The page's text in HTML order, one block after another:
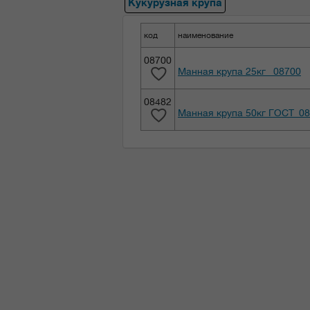
Кукурузная крупа
код наименование
08700
Манная крупа 25кг _08700
08482
Манная крупа 50кг